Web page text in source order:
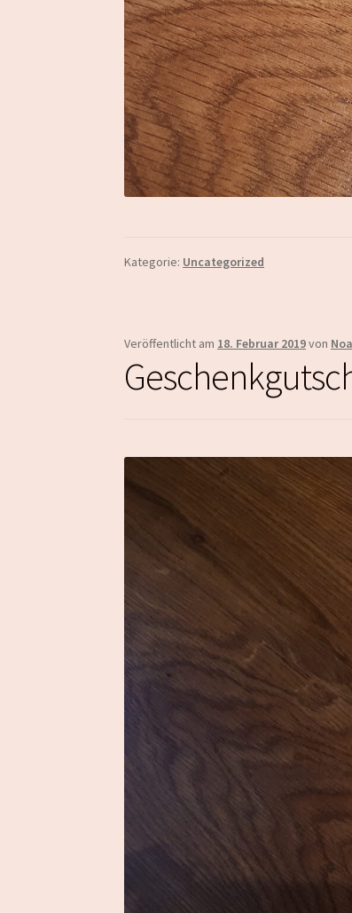
Kategorie: Uncategorized
Veröffentlicht am 18. Februar 2019von